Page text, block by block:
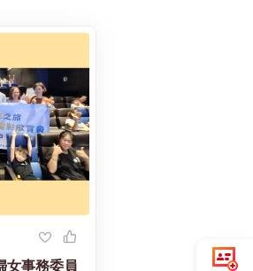
事務委員